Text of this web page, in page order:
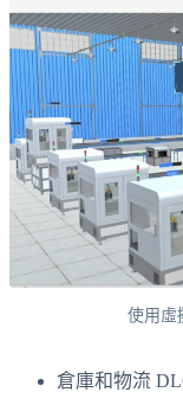
使用虛
倉庫和物流